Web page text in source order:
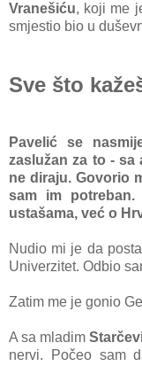
Vranešiću, koji me
smjestio bio u
Sve što
Pavelić se
zaslužan za to - sa
ne diraju. Govorio
sam im
ustašama, već o
Nudio mi je da
Univerzitet. Odbio
Zatim me je gonio
A sa mladim
nervi. Počeo sam